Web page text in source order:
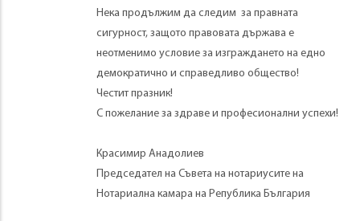
Нека продължим да следим за правната
сигурност, защото правовата държава е
неотменимо условие за изграждането на едно
демократично и справедливо общество!
Честит празник!
С пожелание за здраве и професионални успехи!
Красимир Анадолиев
Председател на Съвета на нотариусите на
Нотариална камара на Република България